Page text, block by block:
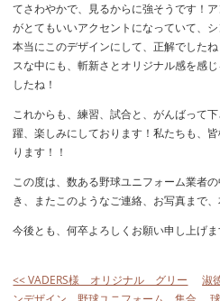
てさわやかで、見るからに強そうです！
がとてもいいアクセントになっていて、
本当にこのデザインにして、正解でした
スな中にも、斬新さとオリジナル感を感
したね！
これからも、練習、試合と、がんばって
躍、楽しみにしております！私たちも、
ります！！
この度は、数ある野球ユニフォーム業者
き、またこのようなご連絡、お写真まで
今後とも、何卒よろしくお願い申し上げま
<< VADERS様 オリジナル グリー
淑